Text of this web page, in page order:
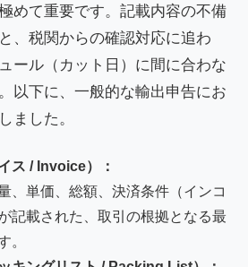
めて重要です。記載内容の不備
、税関からの確認対応に追わ
ール（カット日）に間に合わな
以下に、一般的な輸出申告にお
ました。
ス / Invoice）：
、単価、総額、決済条件（インコ
記載された、取引の根拠となる最
。